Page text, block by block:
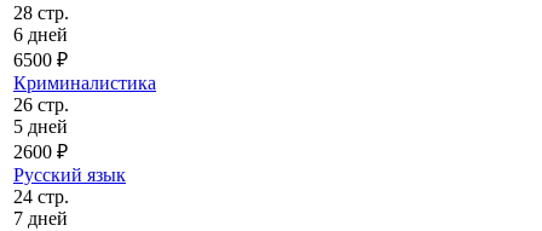
28 стр.
6 дней
6500 ₽
Криминалистика
26 стр.
5 дней
2600 ₽
Русский язык
24 стр.
7 дней